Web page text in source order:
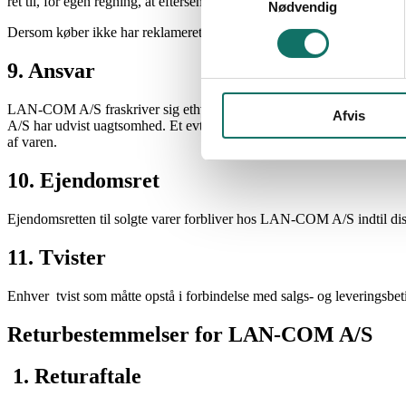
Nødvendig
Afvis
Dersom køber ikke har reklameret inden 3 måneder efter varens
9. Ansvar
LAN-COM A/S fraskriver sig ethvert ansvar af nogen art for
A/S har udvist uagtsomhed. Et evt. erstatningsansvar for LAN-
af varen.
10. Ejendomsret
Ejendomsretten til solgte varer forbliver hos LAN-COM A/S indtil
11. Tvister
Enhver tvist som måtte opstå i forbindelse med salgs- og
Returbestemmelser for LAN-COM A/S
1. Returaftale